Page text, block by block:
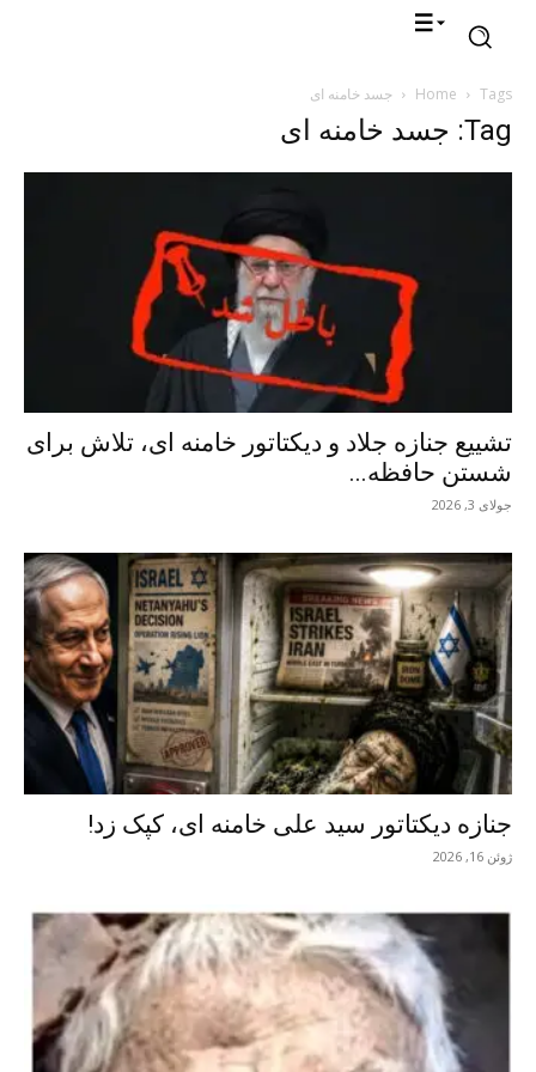
Home Tags جسد خامنه ای
Tag: جسد خامنه ای
تشییع جنازه جلاد و دیکتاتور خامنه ای، تلاش برای
شستن حافظه...
جولای 3, 2026
جنازه دیکتاتور سید علی خامنه ای، کپک زد!
ژوئن 16, 2026